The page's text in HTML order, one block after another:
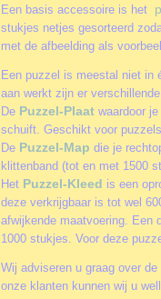
Een basis accessoire is het
stukjes netjes gesorteerd
met de afbeelding als
Een puzzel is meestal niet in
aan werkt zijn er verschillende
De Puzzel-Plaat waardoor
schuift. Geschikt voor
De Puzzel-Map die je
klittenband (tot en met 1500
Het Puzzel-Kleed is een
deze verkrijgbaar is tot wel
afwijkende maatvoering. Een
1000 stukjes. Voor deze
Wij adviseren u graag over
onze klanten kunnen wij u